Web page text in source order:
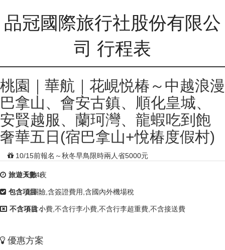
品冠國際旅行社股份有限公
司 行程表
桃園｜華航｜花峴悦椿～中越浪漫
巴拿山、會安古鎮、順化皇城、
安賢越服、蘭珂灣、龍蝦吃到飽
奢華五日(宿巴拿山+悅椿度假村)
10/15前報名～秋冬早鳥限時兩人省5000元
旅遊天數：
5天4夜
包含項目：
含團險,含簽證費用,含國內外機場稅
不含項目：
不含小費,不含行李小費,不含行李超重費,不含接送費
優惠方案